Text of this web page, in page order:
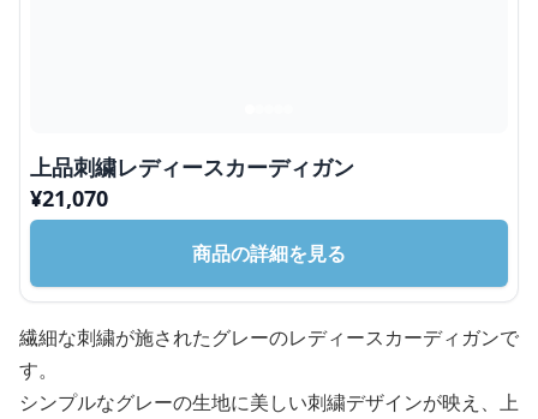
上品刺繍レディースカーディガン
¥21,070
商品の詳細を見る
繊細な刺繍が施されたグレーのレディースカーディガンで
す。
シンプルなグレーの生地に美しい刺繍デザインが映え、上